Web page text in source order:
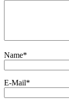
Name*
E-Mail*